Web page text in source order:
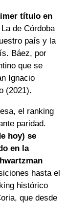
título en
La de Córdoba
país y la
Báez, por
que se
Ignacio
(2021).
el ranking
paridad.
hoy) se
en la
hasta el
histórico
que desde